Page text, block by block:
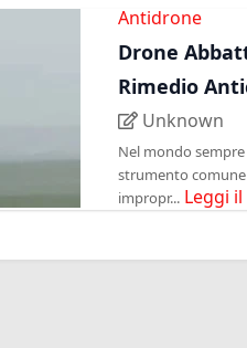
Antidrone
Drone
Rimedio
Unknown
Nel mondo
strumento
impropr... Leggi il